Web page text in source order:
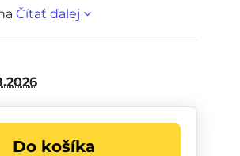
Čítať ďalej
Do košíka